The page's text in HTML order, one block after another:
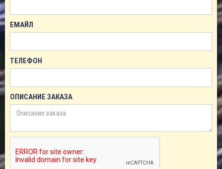
ЕМАЙЛ
ТЕЛЕФОН
ОПИСАНИЕ ЗАКАЗА